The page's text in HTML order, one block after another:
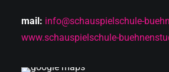
mail: info@schauspielschule-
www.schauspielschule-